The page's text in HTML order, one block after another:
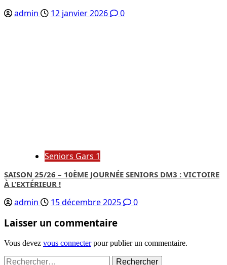
admin 12 janvier 2026 0
Seniors Gars 1
SAISON 25/26 – 10ÈME JOURNÉE SENIORS DM3 : VICTOIRE
À L’EXTÉRIEUR !
admin 15 décembre 2025 0
Laisser un commentaire
Vous devez vous connecterpour publier un commentaire.
Rechercher :